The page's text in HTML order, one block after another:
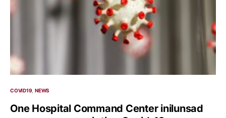
COVID19 NEWS
One Hospital Command Center inilunsad